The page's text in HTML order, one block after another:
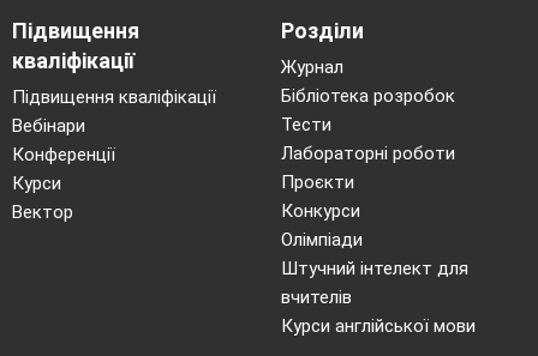
Підвищення
кваліфікації
Підвищення кваліфікації
Вебінари
Конференції
Курси
Вектор
Розділи
Журнал
Бібліотека розробок
Тести
Лабораторні роботи
Проєкти
Конкурси
Олімпіади
Штучний інтелект для
вчителів
Курси англійської мови